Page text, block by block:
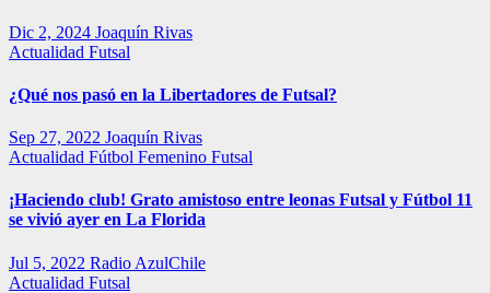
Dic 2, 2024 Joaquín Rivas
Actualidad Futsal
¿Qué nos pasó en la Libertadores de Futsal?
Sep 27, 2022 Joaquín Rivas
Actualidad Fútbol Femenino Futsal
¡Haciendo club! Grato amistoso entre leonas Futsal y Fútbol 11
se vivió ayer en La Florida
Jul 5, 2022 Radio AzulChile
Actualidad Futsal